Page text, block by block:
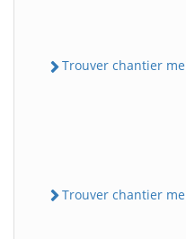
Trouver chantier
Trouver chantier